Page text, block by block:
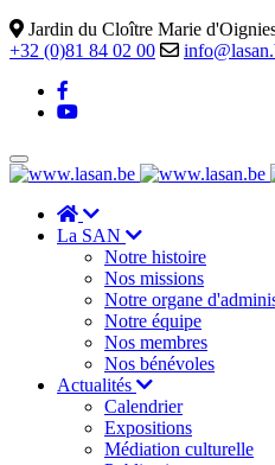
Jardin du Cloître Marie
+32 (0)81 84 02 00
La SAN
Notre histoire
Nos missions
Notre organe
Notre équipe
Nos membres
Nos bénévoles
Actualités
Calendrier
Expositions
Médiation culturelle